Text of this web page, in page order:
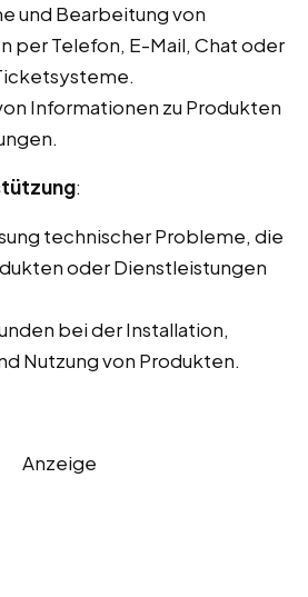
und Bearbeitung von
per Telefon, E-Mail, Chat oder
Informationen zu Produkten
:
technischer Probleme, die
oder Dienstleistungen
bei der Installation,
Nutzung von Produkten.
Anzeige